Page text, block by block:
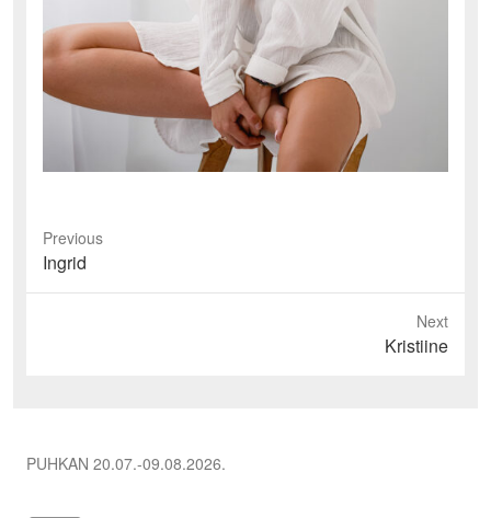
Previous
Previous
post:
Ingrid
Next
Kristiine
PUHKAN 20.07.-09.08.2026.